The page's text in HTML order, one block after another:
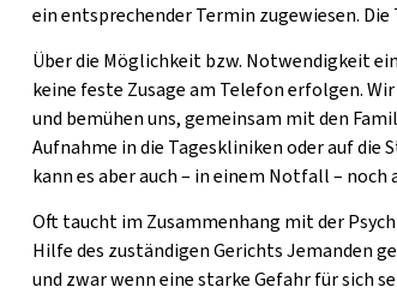
ein entsprechender Termin zugewiesen.
Über die Möglichkeit bzw. Notwendigkeit
keine feste Zusage am Telefon erfolgen.
und bemühen uns, gemeinsam mit den
Aufnahme in die Tageskliniken oder auf
kann es aber auch – in einem Notfall –
Oft taucht im Zusammenhang mit der
Hilfe des zuständigen Gerichts Jemanden
und zwar wenn eine starke Gefahr für sich